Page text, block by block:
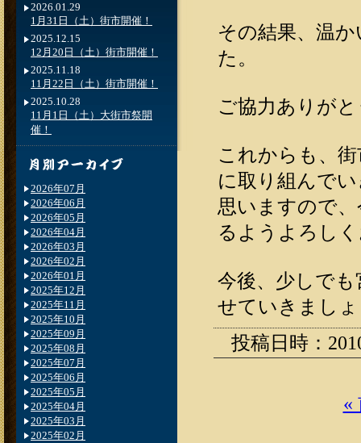
その結果、温
た。
ご協力ありが
これからも、
に取り組んで
思いますので
るようよろし
今後、少しで
せていきまし
投稿日時：
«
2026.01.29
1月31日（土）街市開催！
2025.12.15
12月20日（土）街市開催！
2025.11.18
11月22日（土）街市開催！
2025.10.28
11月1日（土）大街市祭開
催！
2026年07月
2026年06月
2026年05月
2026年04月
2026年03月
2026年02月
2026年01月
2025年12月
2025年11月
2025年10月
2025年09月
2025年08月
2025年07月
2025年06月
2025年05月
2025年04月
2025年03月
2025年02月